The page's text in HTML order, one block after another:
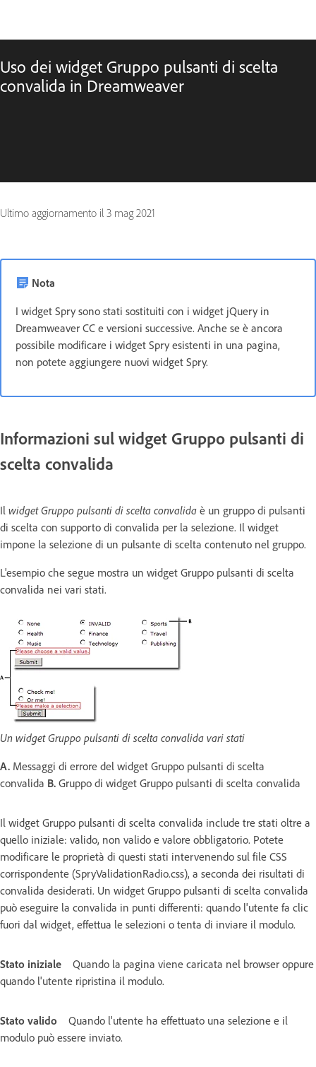
Uso dei widget Gruppo pulsanti di scelta
convalida in Dreamweaver
Ultimo aggiornamento il 3 mag 2021
Nota
I widget Spry sono stati sostituiti con i widget jQuery in
Dreamweaver CC e versioni successive. Anche se è ancora
possibile modificare i widget Spry esistenti in una pagina,
non potete aggiungere nuovi widget Spry.
Informazioni sul widget Gruppo pulsanti di
scelta convalida
Il widget Gruppo pulsanti di scelta convalida è un gruppo di pulsanti
di scelta con supporto di convalida per la selezione. Il widget
impone la selezione di un pulsante di scelta contenuto nel gruppo.
L'esempio che segue mostra un widget Gruppo pulsanti di scelta
convalida nei vari stati.
Un widget Gruppo pulsanti di scelta convalida vari stati
A. Messaggi di errore del widget Gruppo pulsanti di scelta
convalida B. Gruppo di widget Gruppo pulsanti di scelta convalida
Il widget Gruppo pulsanti di scelta convalida include tre stati oltre a
quello iniziale: valido, non valido e valore obbligatorio. Potete
modificare le proprietà di questi stati intervenendo sul file CSS
corrispondente (SpryValidationRadio.css), a seconda dei risultati di
convalida desiderati. Un widget Gruppo pulsanti di scelta convalida
può eseguire la convalida in punti differenti: quando l'utente fa clic
fuori dal widget, effettua le selezioni o tenta di inviare il modulo.
Stato iniziale
Quando la pagina viene caricata nel browser oppure
quando l'utente ripristina il modulo.
Stato valido
Quando l'utente ha effettuato una selezione e il
modulo può essere inviato.